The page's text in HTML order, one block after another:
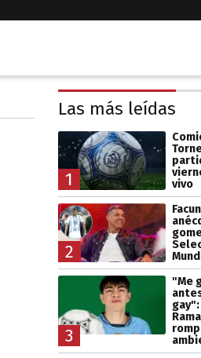
Las más leídas
1
vivo
2
3
"Me